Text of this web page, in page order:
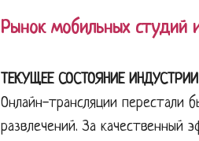
Рынок мобильных студий
ТЕКУЩЕЕ СОСТОЯНИЕ
Онлайн-трансляции перестали
развлечений. За качественный